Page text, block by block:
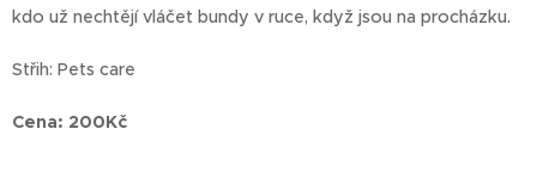
kdo už nechtějí vláčet bundy v ruce, když jsou na procházku.
Střih: Pets care
Cena: 200Kč